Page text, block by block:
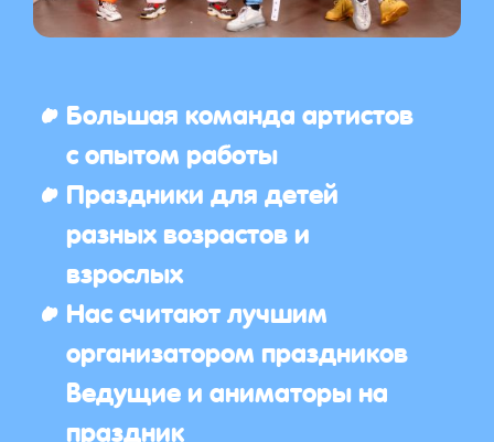
Большая команда артистов
с опытом работы
Праздники для детей
разных возрастов и
взрослых
Нас считают лучшим
организатором праздников
Ведущие и аниматоры на
праздник